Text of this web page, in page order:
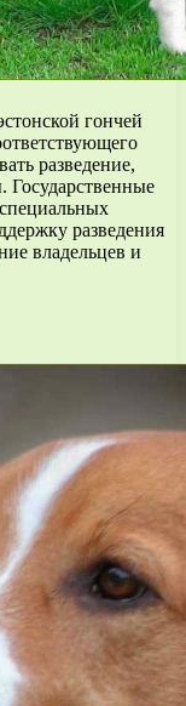
гончей
разведение,
Государственные
разведения
владельцев и